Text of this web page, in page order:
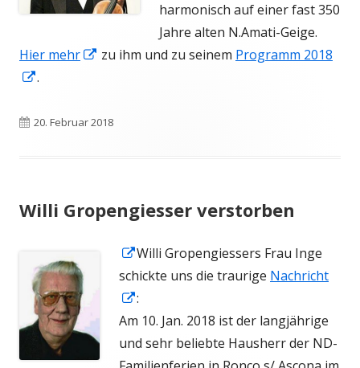
harmonisch auf einer fast 350
Jahre alten N.Amati-Geige.
Hier mehr
In
öffnen
zu ihm und zu seinem Programm 2018
In
Fenster
.
Veröffentlicht
20. Februar 2018
Willi Gropengiesser verstorben
In
neuem
Fenster
öffnen
Willi Gropengiessers Frau Inge
schickte uns die traurige Nachricht
In
neuem
Fenster
:
Am 10. Jan. 2018 ist der langjährige
und sehr beliebte Hausherr der ND-